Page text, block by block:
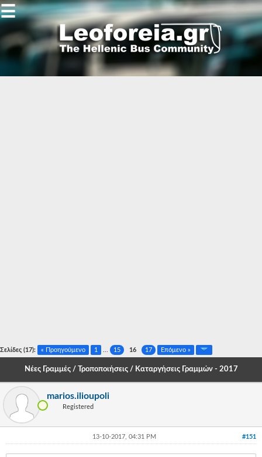
Gallery
-
-
-
-
☰
Σελίδες (17): « Προηγούμενο 1 15 16 17 Επόμενο »
Νέες Γραμμές / Τροποποιήσεις / Καταργήσεις Γραμμών - 2017
marios.ilioupoli
Registered
#151
13-10-2017, 04:31 PM